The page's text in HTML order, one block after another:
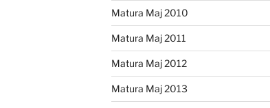
Matura Maj 2010
Matura Maj 2011
Matura Maj 2012
Matura Maj 2013